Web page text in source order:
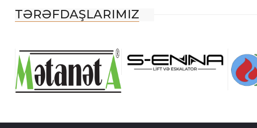
TƏRƏFDAŞLARIMIZ